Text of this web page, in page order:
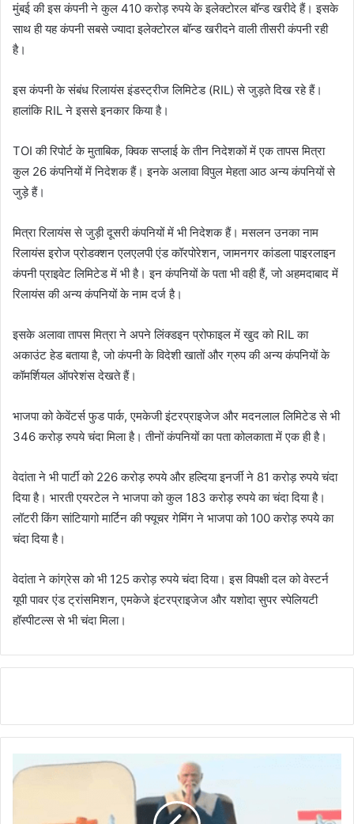
मुंबई की इस कंपनी ने कुल 410 करोड़ रुपये के इलेक्टोरल बॉन्ड खरीदे हैं। इसके
साथ ही यह कंपनी सबसे ज्यादा इलेक्टोरल बॉन्ड खरीदने वाली तीसरी कंपनी रही
है।
इस कंपनी के संबंध रिलायंस इंडस्ट्रीज लिमिटेड (RIL) से जुड़ते दिख रहे हैं।
हालांकि RIL ने इससे इनकार किया है।
TOI की रिपोर्ट के मुताबिक, क्विक सप्लाई के तीन निदेशकों में एक तापस मित्रा
कुल 26 कंपनियों में निदेशक हैं। इनके अलावा विपुल मेहता आठ अन्य कंपनियों से
जुड़े हैं।
मित्रा रिलायंस से जुड़ी दूसरी कंपनियों में भी निदेशक हैं। मसलन उनका नाम
रिलायंस इरोज प्रोडक्शन एलएलपी एंड कॉरपोरेशन, जामनगर कांडला पाइरलाइन
कंपनी प्राइवेट लिमिटेड में भी है। इन कंपनियों के पता भी वही हैं, जो अहमदाबाद में
रिलायंस की अन्य कंपनियों के नाम दर्ज है।
इसके अलावा तापस मित्रा ने अपने लिंक्डइन प्रोफाइल में खुद को RIL का
अकाउंट हेड बताया है, जो कंपनी के विदेशी खातों और ग्रुप की अन्य कंपनियों के
कॉमर्शियल ऑपरेशंस देखते हैं।
भाजपा को केवेंटर्स फुड पार्क, एमकेजी इंटरप्राइजेज और मदनलाल लिमिटेड से भी
346 करोड़ रुपये चंदा मिला है। तीनों कंपनियों का पता कोलकाता में एक ही है।
वेदांता ने भी पार्टी को 226 करोड़ रुपये और हल्दिया इनर्जी ने 81 करोड़ रुपये चंदा
दिया है। भारती एयरटेल ने भाजपा को कुल 183 करोड़ रुपये का चंदा दिया है।
लॉटरी किंग सांटियागो मार्टिन की फ्यूचर गेमिंग ने भाजपा को 100 करोड़ रुपये का
चंदा दिया है।
वेदांता ने कांग्रेस को भी 125 करोड़ रुपये चंदा दिया। इस विपक्षी दल को वेस्टर्न
यूपी पावर एंड ट्रांसमिशन, एमकेजे इंटरप्राइजेज और यशोदा सुपर स्पेलियटी
हॉस्पीटल्स से भी चंदा मिला।